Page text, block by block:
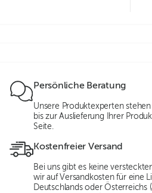
Persönliche Beratung
Unsere Produktexperten
bis zur Auslieferung Ihrer
Seite.
Kostenfreier Versand
Bei uns gibt es keine
wir auf Versandkosten für eine
Deutschlands oder Österreichs